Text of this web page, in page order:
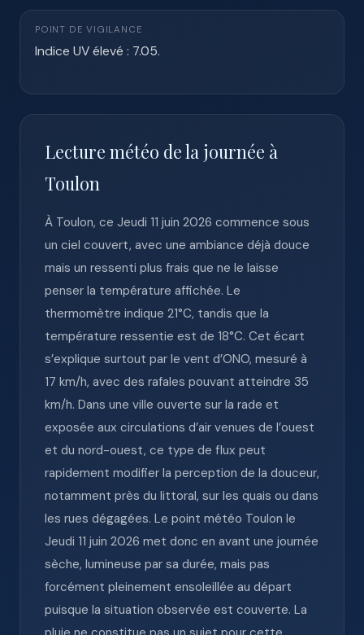
POINT DE VIGILANCE
Indice UV élevé : 7.05.
Lecture météo de la journée à
Toulon
À Toulon, ce Jeudi 11 juin 2026 commence sous
un ciel couvert, avec une ambiance déjà douce
mais un ressenti plus frais que ne le laisse
penser la température affichée. Le
thermomètre indique 21°C, tandis que la
température ressentie est de 18°C. Cet écart
s’explique surtout par le vent d’ONO, mesuré à
17 km/h, avec des rafales pouvant atteindre 35
km/h. Dans une ville ouverte sur la rade et
exposée aux circulations d’air venues de l’ouest
et du nord-ouest, ce type de flux peut
rapidement modifier la perception de la douceur,
notamment près du littoral, sur les quais ou dans
les rues dégagées. Le point météo Toulon le
Jeudi 11 juin 2026 met donc en avant une journée
sèche, lumineuse par sa durée, mais pas
forcément pleinement ensoleillée au départ
puisque la situation observée est couverte. La